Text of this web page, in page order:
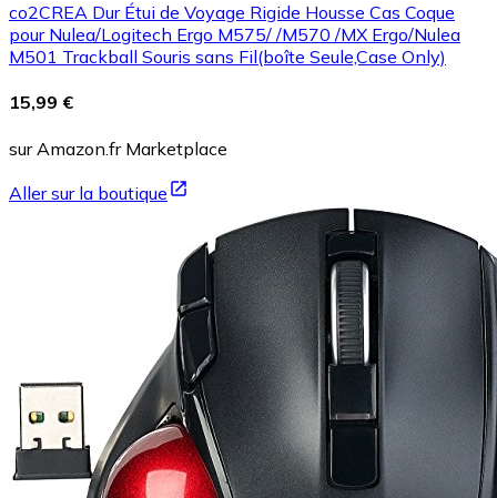
co2CREA Dur Étui de Voyage Rigide Housse Cas Coque
pour Nulea/Logitech Ergo M575/ /M570 /MX Ergo/Nulea
M501 Trackball Souris sans Fil(boîte Seule,Case Only)
15,99 €
sur Amazon.fr Marketplace
Aller sur la boutique